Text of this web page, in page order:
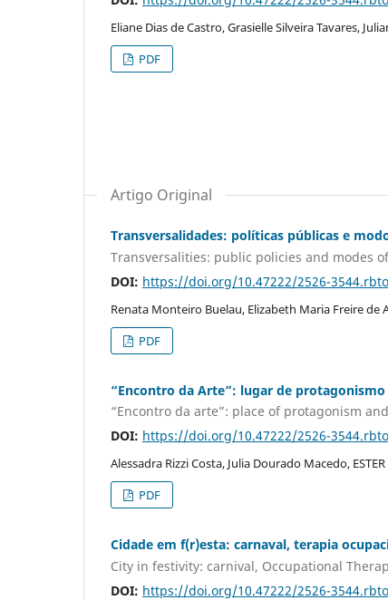
Eliane Dias de Castro, Grasielle Silveira Tavares,
PDF
Artigo Original
Transversalidades: políticas públicas e
Transversalities: public policies and modes
DOI: https://doi.org/10.47222/2526-
Renata Monteiro Buelau, Elizabeth Maria Freire de
PDF
“Encontro da Arte”: lugar de protagonismo
“Encontro da arte”: place of protagonism
DOI: https://doi.org/10.47222/2526-
Alessadra Rizzi Costa, Julia Dourado Macedo,
PDF
Cidade em f(r)esta: carnaval, terapia
City in festivity: carnival, Occupational
DOI: https://doi.org/10.47222/2526-